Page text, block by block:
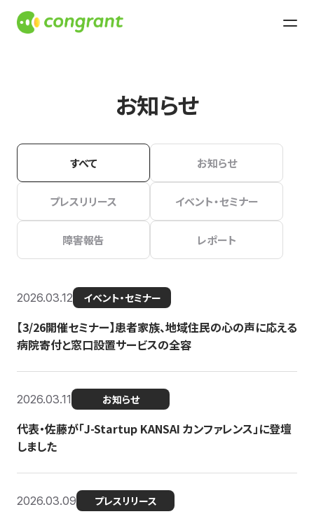
お知らせ
すべて お知らせ
プレスリリース イベント・セミナー
障害報告 レポート
2026.03.12 イベント・セミナー
【3/26開催セミナー】患者家族、地域住民の心の声に応える
病院寄付と窓口設置サービスの全容
2026.03.11 お知らせ
代表・佐藤が「J-Startup KANSAI カンファレンス」に登壇
しました
2026.03.09 プレスリリース